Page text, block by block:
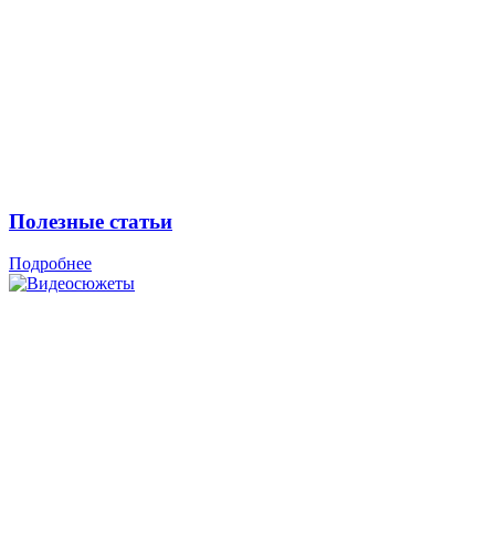
Полезные статьи
Подробнее